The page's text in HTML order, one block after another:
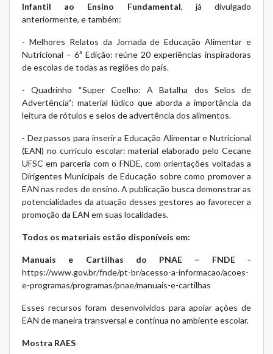
Infantil ao Ensino Fundamental, já divulgado
anteriormente, e também:
- Melhores Relatos da Jornada de Educação Alimentar e
Nutricional – 6ª Edição: reúne 20 experiências inspiradoras
de escolas de todas as regiões do país.
-Quadrinho “Super Coelho: A Batalha dos Selos de
Advertência”: material lúdico que aborda a importância da
leitura de rótulos e selos de advertência dos alimentos.
- Dez passos para inserir a Educação Alimentar e Nutricional
(EAN) no currículo escolar: material elaborado pelo Cecane
UFSC em parceria com o FNDE, com orientações voltadas a
Dirigentes Municipais de Educação sobre como promover a
EAN nas redes de ensino. A publicação busca demonstrar as
potencialidades da atuação desses gestores ao favorecer a
promoção da EAN em suas localidades.
Todos os materiais estão disponíveis em:
Manuais e Cartilhas do PNAE – FNDE -
https://www.gov.br/fnde/pt-br/acesso-a-informacao/acoes-
e-programas/programas/pnae/manuais-e-cartilhas
Esses recursos foram desenvolvidos para apoiar ações de
EAN de maneira transversal e contínua no ambiente escolar.
Mostra RAES